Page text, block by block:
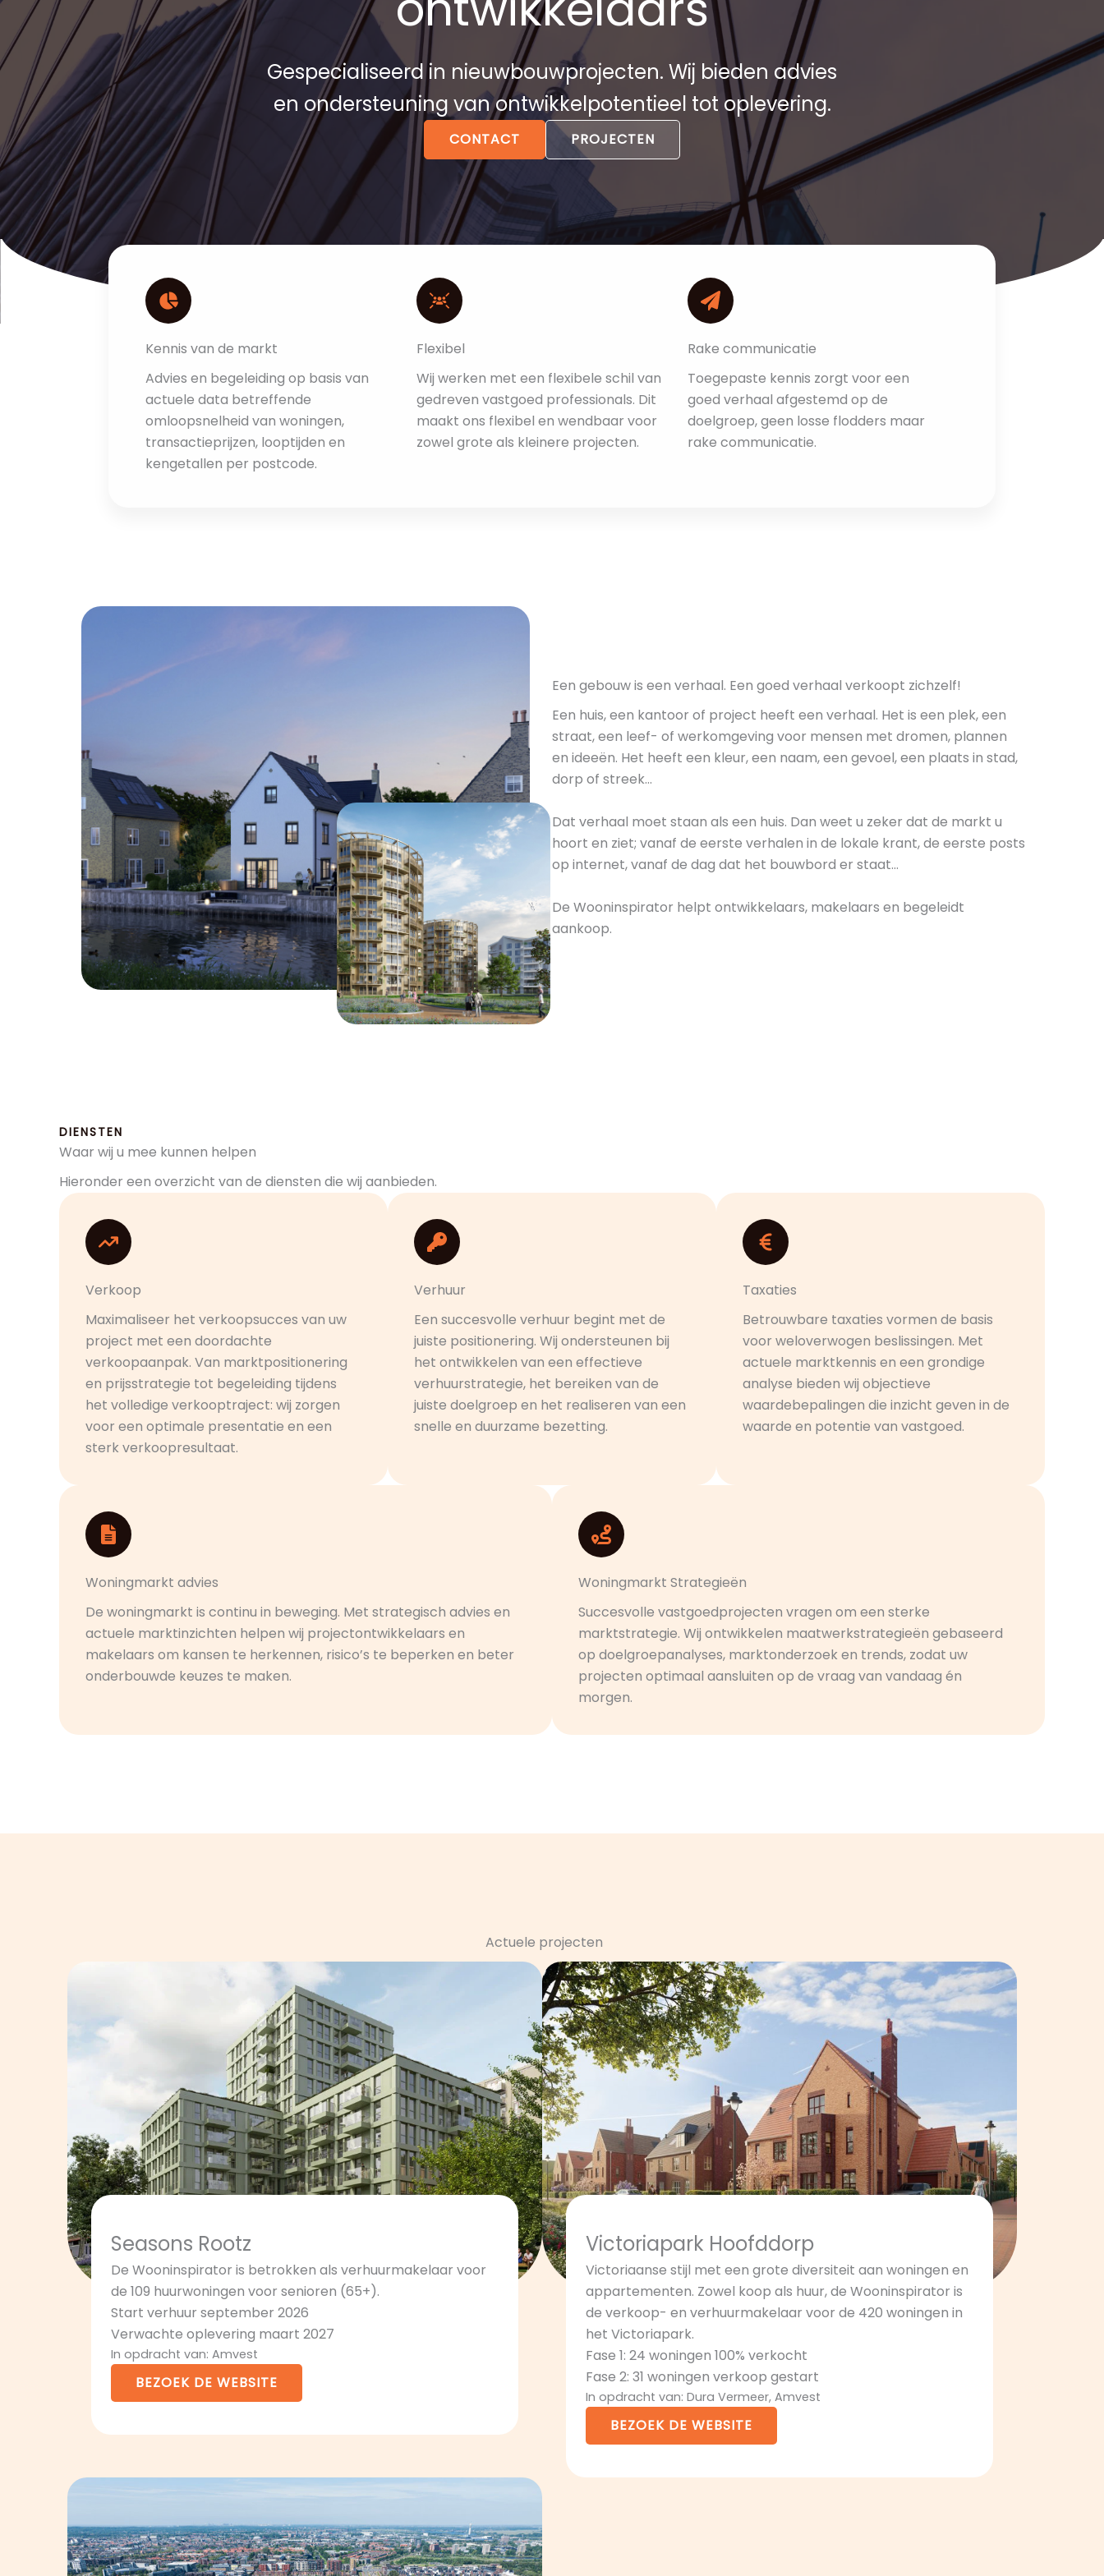
Gespecialiseerd in nieuwbouwprojecten. Wij bieden advies
en ondersteuning van ontwikkelpotentieel tot oplevering.
CONTACT PROJECTEN
Kennis van de markt
Advies en begeleiding op basis van
actuele data betreffende
omloopsnelheid van woningen,
transactieprijzen, looptijden en
kengetallen per postcode.
Flexibel
Wij werken met een flexibele schil van
gedreven vastgoed professionals. Dit
maakt ons flexibel en wendbaar voor
zowel grote als kleinere projecten.
Rake communicatie
Toegepaste kennis zorgt voor een
goed verhaal afgestemd op de
doelgroep, geen losse flodders maar
rake communicatie.
Een gebouw is een verhaal. Een goed verhaal verkoopt zichzelf!
Een huis, een kantoor of project heeft een verhaal. Het is een plek, een
straat, een leef- of werkomgeving voor mensen met dromen, plannen
en ideeën. Het heeft een kleur, een naam, een gevoel, een plaats in stad,
dorp of streek…
Dat verhaal moet staan als een huis. Dan weet u zeker dat de markt u
hoort en ziet; vanaf de eerste verhalen in de lokale krant, de eerste posts
op internet, vanaf de dag dat het bouwbord er staat…
De Wooninspirator helpt ontwikkelaars, makelaars en begeleidt
aankoop.
DIENSTEN
Waar wij u mee kunnen helpen
Hieronder een overzicht van de diensten die wij aanbieden.
Verkoop
Maximaliseer het verkoopsucces van uw
project met een doordachte
verkoopaanpak. Van marktpositionering
en prijsstrategie tot begeleiding tijdens
het volledige verkooptraject: wij zorgen
voor een optimale presentatie en een
sterk verkoopresultaat.
Verhuur
Een succesvolle verhuur begint met de
juiste positionering. Wij ondersteunen bij
het ontwikkelen van een effectieve
verhuurstrategie, het bereiken van de
juiste doelgroep en het realiseren van een
snelle en duurzame bezetting.
Taxaties
Betrouwbare taxaties vormen de basis
voor weloverwogen beslissingen. Met
actuele marktkennis en een grondige
analyse bieden wij objectieve
waardebepalingen die inzicht geven in de
waarde en potentie van vastgoed.
Woningmarkt advies
De woningmarkt is continu in beweging. Met strategisch advies en
actuele marktinzichten helpen wij projectontwikkelaars en
makelaars om kansen te herkennen, risico’s te beperken en beter
onderbouwde keuzes te maken.
Woningmarkt Strategieën
Succesvolle vastgoedprojecten vragen om een sterke
marktstrategie. Wij ontwikkelen maatwerkstrategieën gebaseerd
op doelgroepanalyses, marktonderzoek en trends, zodat uw
projecten optimaal aansluiten op de vraag van vandaag én
morgen.
Actuele projecten
Seasons Rootz
De Wooninspirator is betrokken als verhuurmakelaar voor
de 109 huurwoningen voor senioren (65+).
Start verhuur september 2026
Verwachte oplevering maart 2027
In opdracht van: Amvest
BEZOEK DE WEBSITE
Victoriapark Hoofddorp
Victoriaanse stijl met een grote diversiteit aan woningen en
appartementen. Zowel koop als huur, de Wooninspirator is
de verkoop- en verhuurmakelaar voor de 420 woningen in
het Victoriapark.
Fase 1: 24 woningen 100% verkocht
Fase 2: 31 woningen verkoop gestart
In opdracht van: Dura Vermeer, Amvest
BEZOEK DE WEBSITE